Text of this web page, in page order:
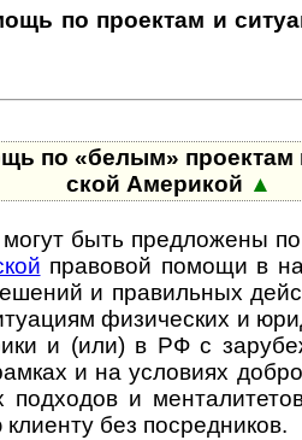
по проектам и
по «белым» проектам
ской Аме­рикой ▲
быть предложены
пра­во­вой по­мощи в
и пра­ви­ль­ных
физи­чес­ких и
и (или) в РФ с
и на усло­ви­ях
под­хо­дов и
без по­сред­ников.